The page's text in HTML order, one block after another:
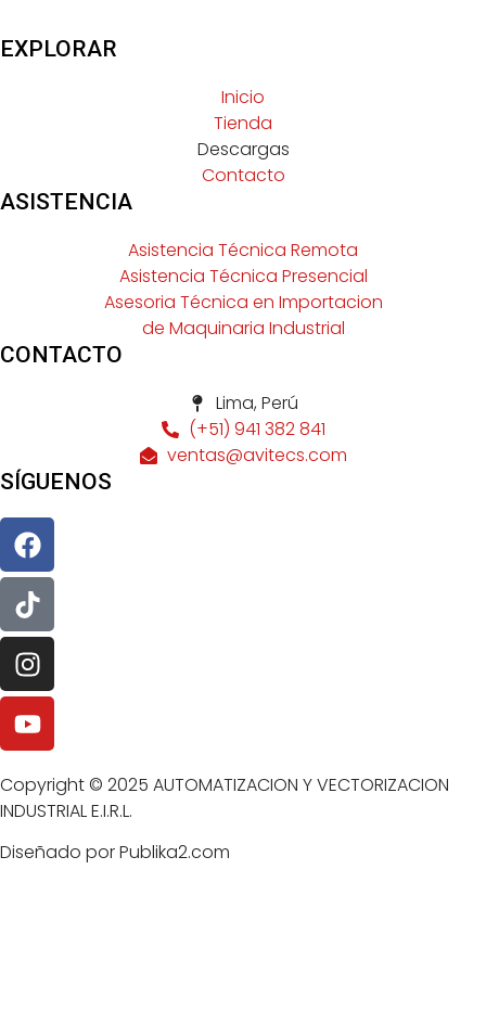
EXPLORAR
Inicio
Tienda
Descargas
Contacto
ASISTENCIA
Asistencia Técnica Remota
Asistencia Técnica Presencial
Asesoria Técnica en Importacion
de Maquinaria Industrial
CONTACTO
Lima, Perú
(+51) 941 382 841
ventas@avitecs.com
SÍGUENOS
Copyright © 2025 AUTOMATIZACION Y VECTORIZACION
INDUSTRIAL E.I.R.L.
Diseñado por Publika2.com